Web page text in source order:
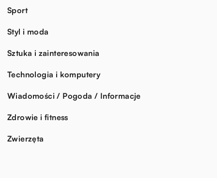
Sport
Styl i moda
Sztuka i zainteresowania
Technologia i komputery
Wiadomości / Pogoda / Informacje
Zdrowie i fitness
Zwierzęta